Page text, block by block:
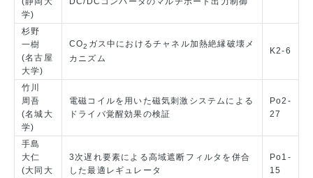
学)
杉野
一樹
(名古屋
大学)
CO2 ガス中におけるチャネル加熱絶縁破壊メ
カニズム
K2-6
竹川
周吾
(名城大
学)
電磁コイルを用いた磁気刺激システムによる
ドライバ覚醒効果の検証
Po2-
27
手島
大仁
(大同大
3次遅れ要素による高域遮断フィルタを併合
した最適レギュレータ
Po1-
15